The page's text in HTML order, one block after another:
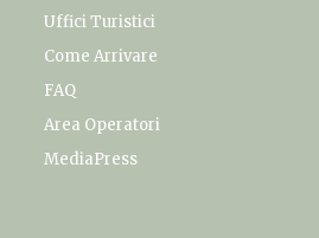
Uffici Turistici
Come Arrivare
FAQ
Area Operatori
MediaPress